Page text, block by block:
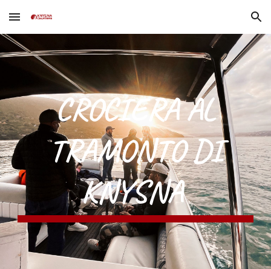
Skip to main content Skip to navigation
CROCIERA AL
TRAMONTO DI
KNYSNA